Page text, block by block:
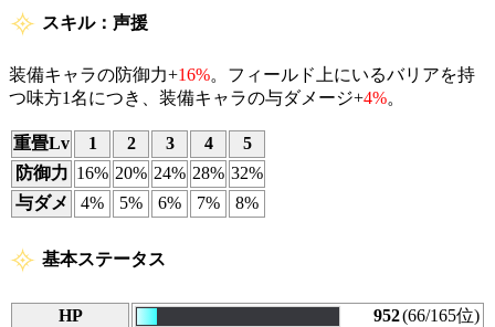
スキル：声援
装備キャラの防御力+16%。フィールド上にいるバリアを持
つ味方1名につき、装備キャラの与ダメージ+4%。
重畳Lv 1 2 3 4
5
防御力 16% 20% 24% 28% 32%
与ダメ
4% 5% 6% 7% 8%
基本ステータス
HP 952(66/165位)